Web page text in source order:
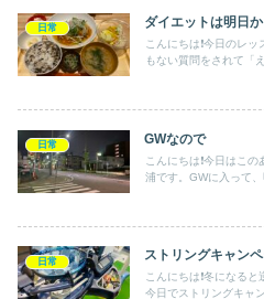
日常 ダイエットは明日
こんにちは❗️今日のレ
もない質問をされて「
日常 GWなので
こんにちは❗️今日はこ
浦です。GWに入って、
日常 ストリングキャン
こんにちは❗️冬になる
今日でストリングキャ